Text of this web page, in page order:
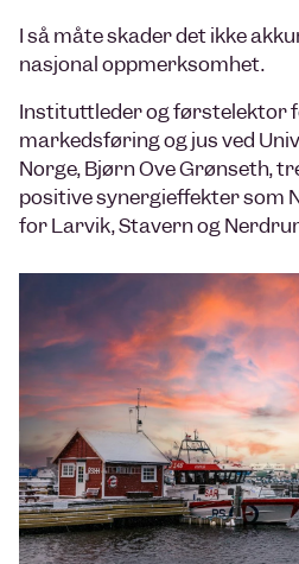
I så måte skader det ikke
nasjonal oppmerksomhet.
Instituttleder og førstelektor
markedsføring og jus ved
Norge, Bjørn Ove Grønseth,
positive synergieffekter som
for Larvik, Stavern og